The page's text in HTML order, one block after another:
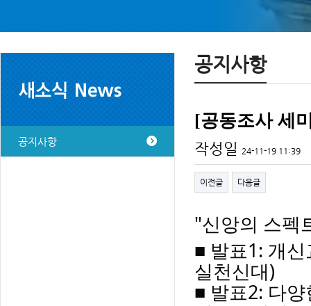
공지사항
공지사항
[공동조사 세
작성일 24-11-19 11:39
이전글 다음글
"신앙의 스펙
■ 발표1: 개
실천신대)
■ 발표2: 다